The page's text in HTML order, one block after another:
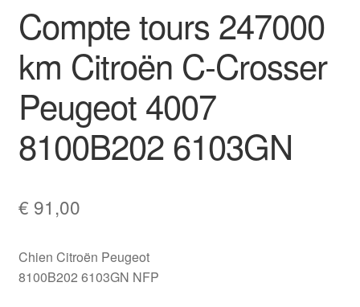
Compte tours 247000
km Citroën C-Crosser
Peugeot 4007
8100B202 6103GN
€ 91,00
Chien Citroën Peugeot
8100B202 6103GN NFP